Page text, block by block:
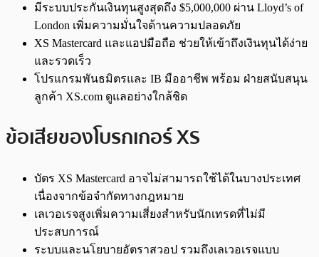
มีระบบประกันเงินทุนสูงสุดถึง $5,000,000 ผ่าน Lloyd’s of
London เพิ่มความมั่นใจด้านความปลอดภัย
XS Mastercard และแอปมือถือ ช่วยให้เข้าถึงเงินทุนได้ง่าย
และรวดเร็ว
โปรแกรมพันธมิตรและ IB มืออาชีพ พร้อม ฝ่ายสนับสนุน
ลูกค้า XS.com ดูแลอย่างใกล้ชิด
ข้อเสียของโบรกเกอร์ XS
บัตร XS Mastercard อาจไม่สามารถใช้ได้ในบางประเทศ
เนื่องจากข้อจำกัดทางกฎหมาย
เลเวอเรจสูงเพิ่มความเสี่ยงสำหรับนักเทรดที่ไม่มี
ประสบการณ์
ระบบและนโยบายอัตราสวอป รวมถึงเลเวอเรจแบบ